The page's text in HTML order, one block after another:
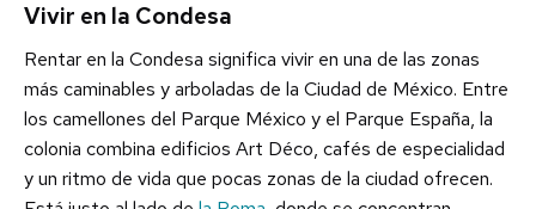
Vivir en la Condesa
Rentar en la Condesa significa vivir en una de las zonas
más caminables y arboladas de la Ciudad de México. Entre
los camellones del Parque México y el Parque España, la
colonia combina edificios Art Déco, cafés de especialidad
y un ritmo de vida que pocas zonas de la ciudad ofrecen.